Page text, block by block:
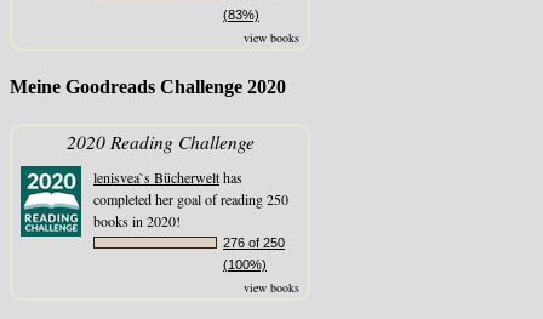
(83%)
view books
Meine Goodreads Challenge 2020
2020 Reading Challenge
lenisvea`s Bücherwelthas
completed her goal of reading 250
books in 2020!
276 of 250
(100%)
view books